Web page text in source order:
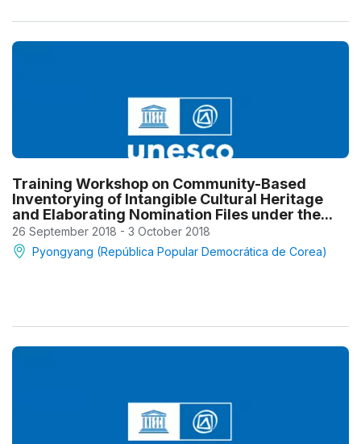
Training Workshop on Community-Based
Inventorying of Intangible Cultural Heritage
and Elaborating Nomination Files under the...
26 September 2018 - 3 October 2018
Pyongyang (República Popular Democrática de Corea)